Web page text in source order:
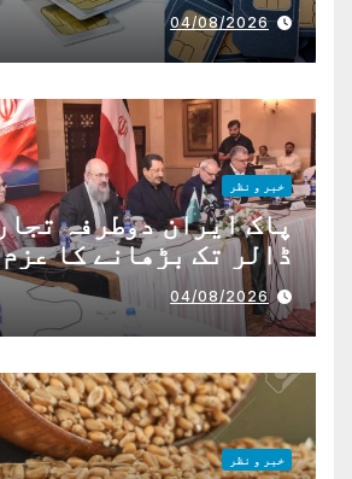
04/08/2026
خبر و نظر
ڈالر تک بڑھانے کا عزم
04/08/2026
خبر و نظر